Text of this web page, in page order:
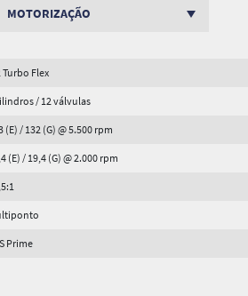
MOTORIZAÇÃO
Turbo Flex
/ 12 válvulas
(E) / 132 (G) @ 5.500 rpm
(E) / 19,4 (G) @ 2.000 rpm
Prime